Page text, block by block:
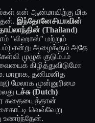
என் ஆன்மாவிற்கு மிக
இந்தோனேசியாவின்
(Thailand)
"லிஹாஸ்" மற்றும்
என்று அழைக்கும் அதே
முழுக் குடும்பம்
கிழித்துவிடுமோ
மாறாக, தனிமனித
மேலாக முன்னுரிமை
டச்சு (Dutch)
கதையைத்தான்
வெவ்வேறு
உணர்ந்தேன்.